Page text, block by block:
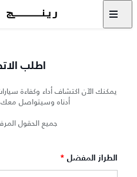
اطلب
يمكنك الآن اكتشاف أداء وكفاءة
أدناه وسيتواصل معك
جميع الحقول
الطراز المفضل *